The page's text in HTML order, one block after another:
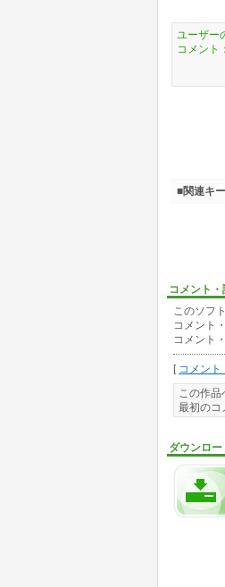
コメント・
このソフ
コメント
コメント
[ コメント
この作品
最初のコ
ダウンロー
ユーザー
コメント：
■関連キ